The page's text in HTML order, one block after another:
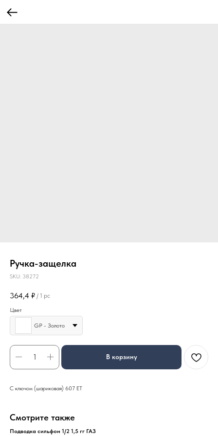
Ручка-защелка
SKU: 38272
364,4 ₽ / 1 pc
Цвет
GP - Золото
В корзину
С ключом (шариковая) 607 ЕТ
Смотрите также
Подводка сильфон 1/2 1,5 гг ГАЗ